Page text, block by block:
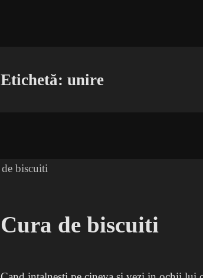
Etichetă:unire
Cura de biscuiti